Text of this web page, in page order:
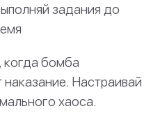
задания до
бомба
наказание. Настраивай
хаоса.